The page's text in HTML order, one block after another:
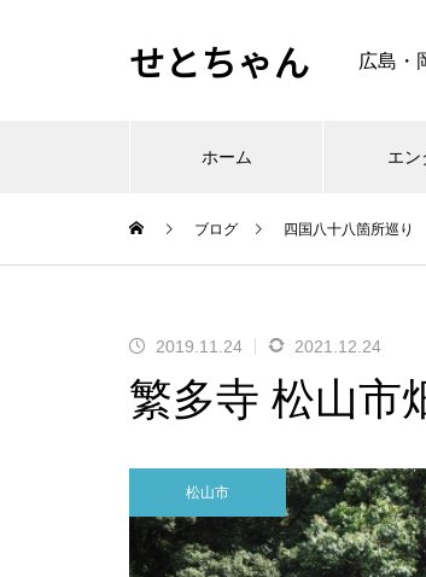
せとちゃん 広島・
ホーム エン
ブログ 四国八十八箇所巡り
2019.11.24 2021.12.24
繁多寺 松山市
松山市